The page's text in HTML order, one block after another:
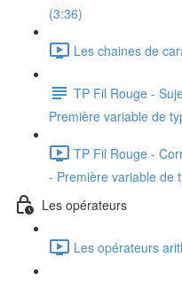
(3:36)
Les chaines de
TP Fil Rouge -
Première variable de
TP Fil Rouge -
- Première variable de
Les opérateurs
Les opérateurs